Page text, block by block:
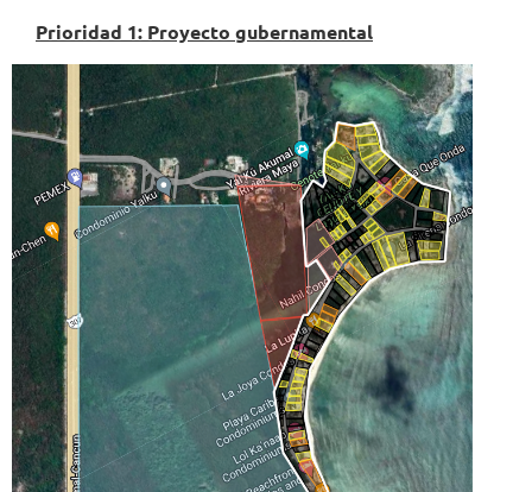
Prioridad 1: Proyecto gubernamental